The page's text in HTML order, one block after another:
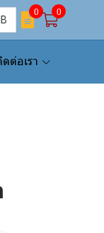
0 0
ดต่อเรา